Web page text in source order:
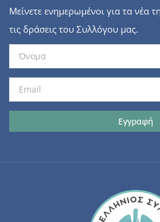
Μείνετε ενημερωμένοι για τα νέα
τις δράσεις του Συλλόγου μας.